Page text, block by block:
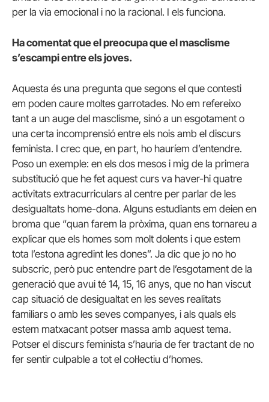
per la via emocional i no la racional. I els funciona.
Ha comentat que el preocupa que el masclisme
s’escampi entre els joves.
Aquesta és una pregunta que segons el que contesti
em poden caure moltes garrotades. No em refereixo
tant a un auge del masclisme, sinó a un esgotament o
una certa incomprensió entre els nois amb el discurs
feminista. I crec que, en part, ho hauríem d’entendre.
Poso un exemple: en els dos mesos i mig de la primera
substitució que he fet aquest curs va haver-hi quatre
activitats extracurriculars al centre per parlar de les
desigualtats home-dona. Alguns estudiants em deien en
broma que “quan farem la pròxima, quan ens tornareu a
explicar que els homes som molt dolents i que estem
tota l’estona agredint les dones”. Ja dic que jo no ho
subscric, però puc entendre part de l’esgotament de la
generació que avui té 14, 15, 16 anys, que no han viscut
cap situació de desigualtat en les seves realitats
familiars o amb les seves companyes, i als quals els
estem matxacant potser massa amb aquest tema.
Potser el discurs feminista s’hauria de fer tractant de no
fer sentir culpable a tot el col·lectiu d’homes.